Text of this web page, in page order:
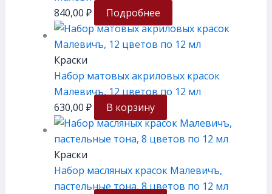
840,00 ₽ Подробнее
Краски
Набор матовых акриловых красок
Малевичъ, 12 цветов по 12 мл
630,00 ₽ В корзину
Краски
Набор масляных красок Малевичъ,
пастельные тона, 8 цветов по 12 мл